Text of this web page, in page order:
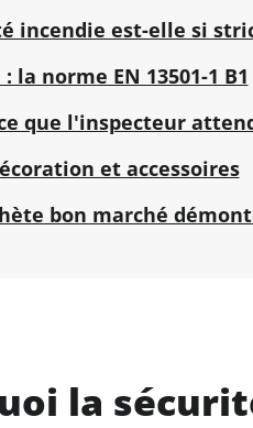
incendie est-elle si
norme EN 13501-1 B1
que l'inspecteur
et accessoires
bon marché
la